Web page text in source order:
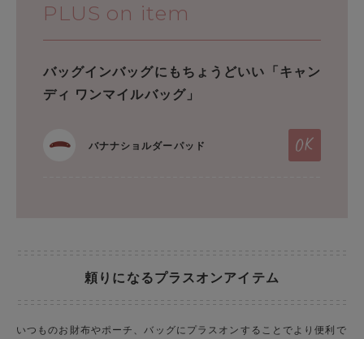
PLUS on item
バッグインバッグにもちょうどいい「キャン
ディ ワンマイルバッグ」
バナナショルダーパッド
頼りになるプラスオンアイテム
いつものお財布やポーチ、バッグにプラスオンすることでより便利で